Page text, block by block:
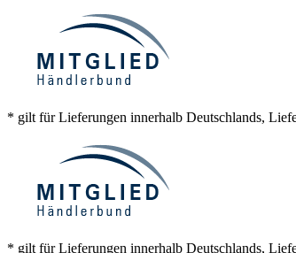
* gilt für Lieferungen innerhalb Deutschlands,
* gilt für Lieferungen innerhalb Deutschlands,